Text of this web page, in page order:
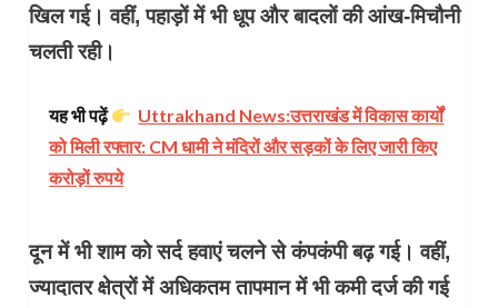
खिल गई। वहीं, पहाड़ों में भी धूप और बादलों की आंख-मिचौनी
चलती रही।
यह भी पढ़ें
Uttrakhand News:​उत्तराखंड में विकास कार्यों
को मिली रफ्तार: CM धामी ने मंदिरों और सड़कों के लिए जारी किए
करोड़ों रुपये
दून में भी शाम को सर्द हवाएं चलने से कंपकंपी बढ़ गई। वहीं,
ज्यादातर क्षेत्रों में अधिकतम तापमान में भी कमी दर्ज की गई